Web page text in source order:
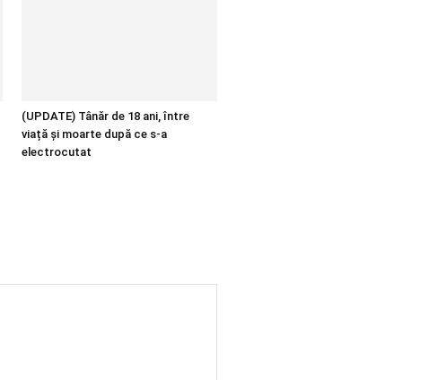
(UPDATE) Tânăr de 18 ani, între
viață și moarte după ce s-a
electrocutat